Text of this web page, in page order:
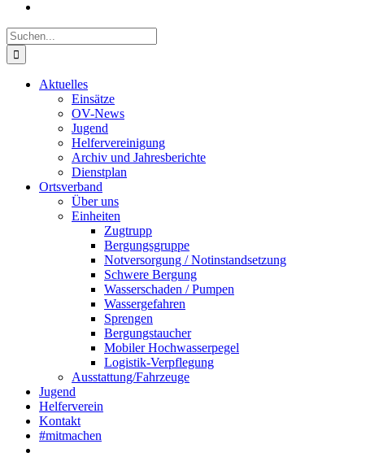
Suche
nach:
Aktuelles
Einsätze
OV-News
Jugend
Helfervereinigung
Archiv und Jahresberichte
Dienstplan
Ortsverband
Über uns
Einheiten
Zugtrupp
Bergungsgruppe
Notversorgung / Notinstandsetzung
Schwere Bergung
Wasserschaden / Pumpen
Wassergefahren
Sprengen
Bergungstaucher
Mobiler Hochwasserpegel
Logistik-Verpflegung
Ausstattung/Fahrzeuge
Jugend
Helferverein
Kontakt
#mitmachen